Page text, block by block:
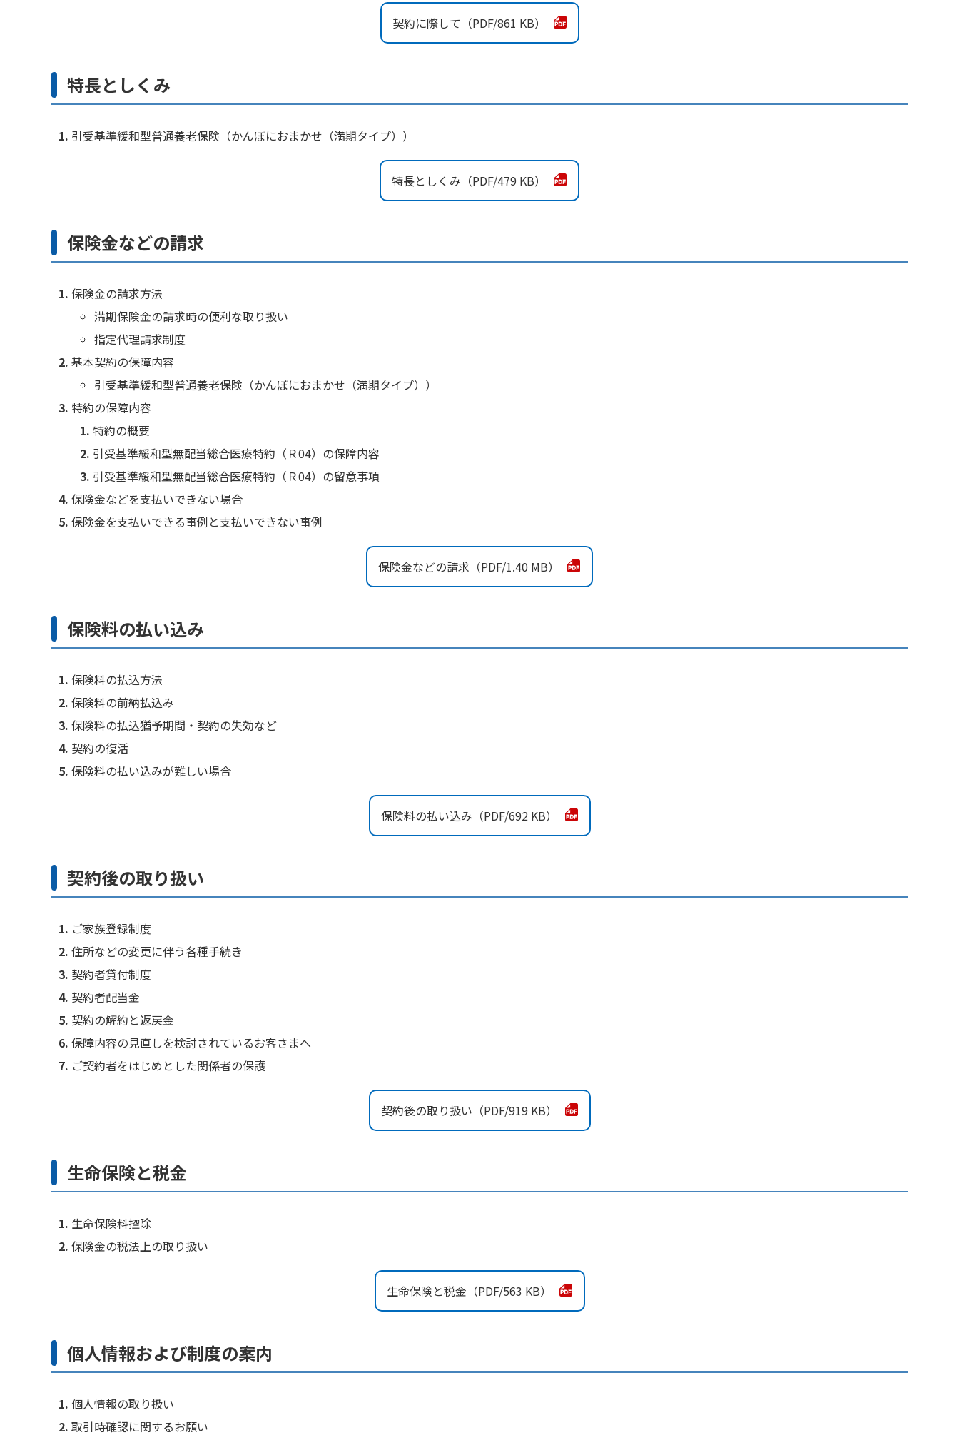
契約に際して 861 KB
特長としくみ
引受基準緩和型普通養老保険（かんぽにおまかせ（満期タイプ））
特長としくみ 479 KB
保険金などの請求
保険金の請求方法
満期保険金の請求時の便利な取り扱い
指定代理請求制度
基本契約の保障内容
引受基準緩和型普通養老保険（かんぽにおまかせ（満期タイプ））
特約の保障内容
特約の概要
引受基準緩和型無配当総合医療特約（Ｒ04）の保障内容
引受基準緩和型無配当総合医療特約（Ｒ04）の留意事項
保険金などを支払いできない場合
保険金を支払いできる事例と支払いできない事例
保険金などの請求 1.40 MB
保険料の払い込み
保険料の払込方法
保険料の前納払込み
保険料の払込猶予期間・契約の失効など
契約の復活
保険料の払い込みが難しい場合
保険料の払い込み 692 KB
契約後の取り扱い
ご家族登録制度
住所などの変更に伴う各種手続き
契約者貸付制度
契約者配当金
契約の解約と返戻金
保障内容の見直しを検討されているお客さまへ
ご契約者をはじめとした関係者の保護
契約後の取り扱い 919 KB
生命保険と税金
生命保険料控除
保険金の税法上の取り扱い
生命保険と税金 563 KB
個人情報および制度の案内
個人情報の取り扱い
取引時確認に関するお願い